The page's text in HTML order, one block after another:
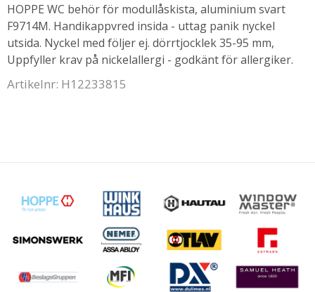
HOPPE WC behör för modullåskista, aluminium svart
F9714M. Handikappvred insida - uttag panik nyckel
utsida. Nyckel med följer ej. dörrtjocklek 35-95 mm,
Uppfyller krav på nickelallergi - godkänt för allergiker.
Artikelnr: H12233815